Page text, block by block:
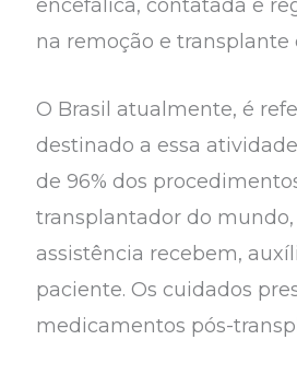
encefálica, contatada e
na remoção e transplante
O Brasil atualmente, é
destinado a essa
de 96% dos
transplantador do mundo,
assistência recebem,
paciente. Os cuidados
medicamentos pós-